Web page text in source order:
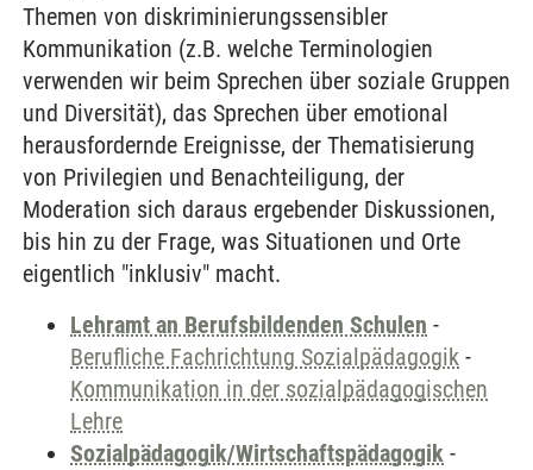
Themen von diskriminierungssensibler
Kommunikation (z.B. welche Terminologien
verwenden wir beim Sprechen über soziale Gruppen
und Diversität), das Sprechen über emotional
herausfordernde Ereignisse, der Thematisierung
von Privilegien und Benachteiligung, der
Moderation sich daraus ergebender Diskussionen,
bis hin zu der Frage, was Situationen und Orte
eigentlich "inklusiv" macht.
Lehramt an Berufsbildenden Schulen -
Berufliche Fachrichtung Sozialpädagogik -
Kommunikation in der sozialpädagogischen
Lehre
Sozialpädagogik/Wirtschaftspädagogik -